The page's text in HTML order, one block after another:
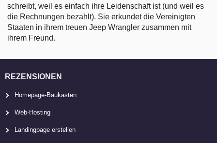
schreibt, weil es einfach ihre Leidenschaft ist (und weil es
die Rechnungen bezahlt). Sie erkundet die Vereinigten
Staaten in ihrem treuen Jeep Wrangler zusammen mit
ihrem Freund.
REZENSIONEN
Homepage-Baukasten
Web-Hosting
Landingpage erstellen